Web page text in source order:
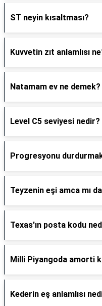
ST neyin kısaltması?
Kuvvetin zıt anlamlısı
Natamam ev ne demek?
Level C5 seviyesi nedir?
Progresyonu
Teyzenin eşi amca mı
Texas'ın posta kodu
Milli Piyangoda amorti
Kederin eş anlamlısı